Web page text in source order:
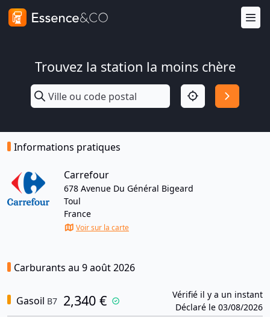
Trouvez la station la moins chère
Informations pratiques
Carrefour
678 Avenue Du Général Bigeard
Toul
France
Voir sur la carte
Carburants au 9 août 2026
Gasoil B7 2,340 €
Vérifié il y a un instant
Déclaré le 03/08/2026